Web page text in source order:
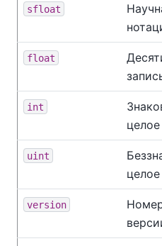
sfloat
float
int
uint
version